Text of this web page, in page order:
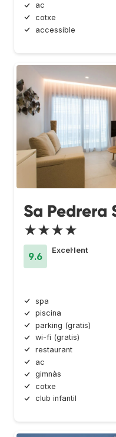
ac
cotxe
accessible
Sa Pedrera
★★★★
9.6
Excel·lent
spa
piscina
parking (gratis)
wi-fi (gratis)
restaurant
ac
gimnàs
cotxe
club infantil